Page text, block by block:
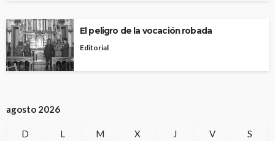
El peligro de la vocación robada
Editorial
agosto 2026
D L M X J V
S